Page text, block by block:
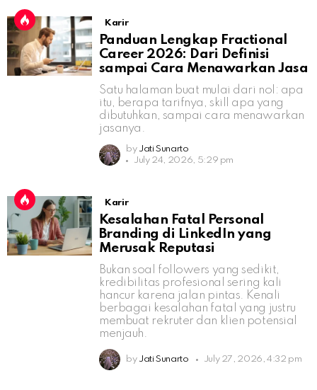
Karir
Panduan Lengkap Fractional
Career 2026: Dari Definisi
sampai Cara Menawarkan Jasa
Satu halaman buat mulai dari nol: apa
itu, berapa tarifnya, skill apa yang
dibutuhkan, sampai cara menawarkan
jasanya.
by Jati Sunarto
July 24, 2026, 5:29 pm
Karir
Kesalahan Fatal Personal
Branding di LinkedIn yang
Merusak Reputasi
Bukan soal followers yang sedikit,
kredibilitas profesional sering kali
hancur karena jalan pintas. Kenali
berbagai kesalahan fatal yang justru
membuat rekruter dan klien potensial
menjauh.
by Jati Sunarto July 27, 2026, 4:32 pm